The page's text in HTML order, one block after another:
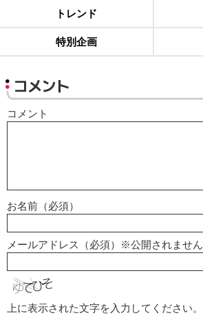
トレンド
特別企画
コメント
コメント
お名前（必須）
メールアドレス（必須）※公開されません
上に表示された文字を入力してください。